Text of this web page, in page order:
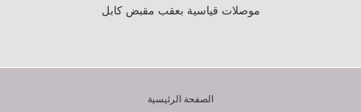
مقبض كابل موصلات قياسية بعقب
الصفحة الرئيسية